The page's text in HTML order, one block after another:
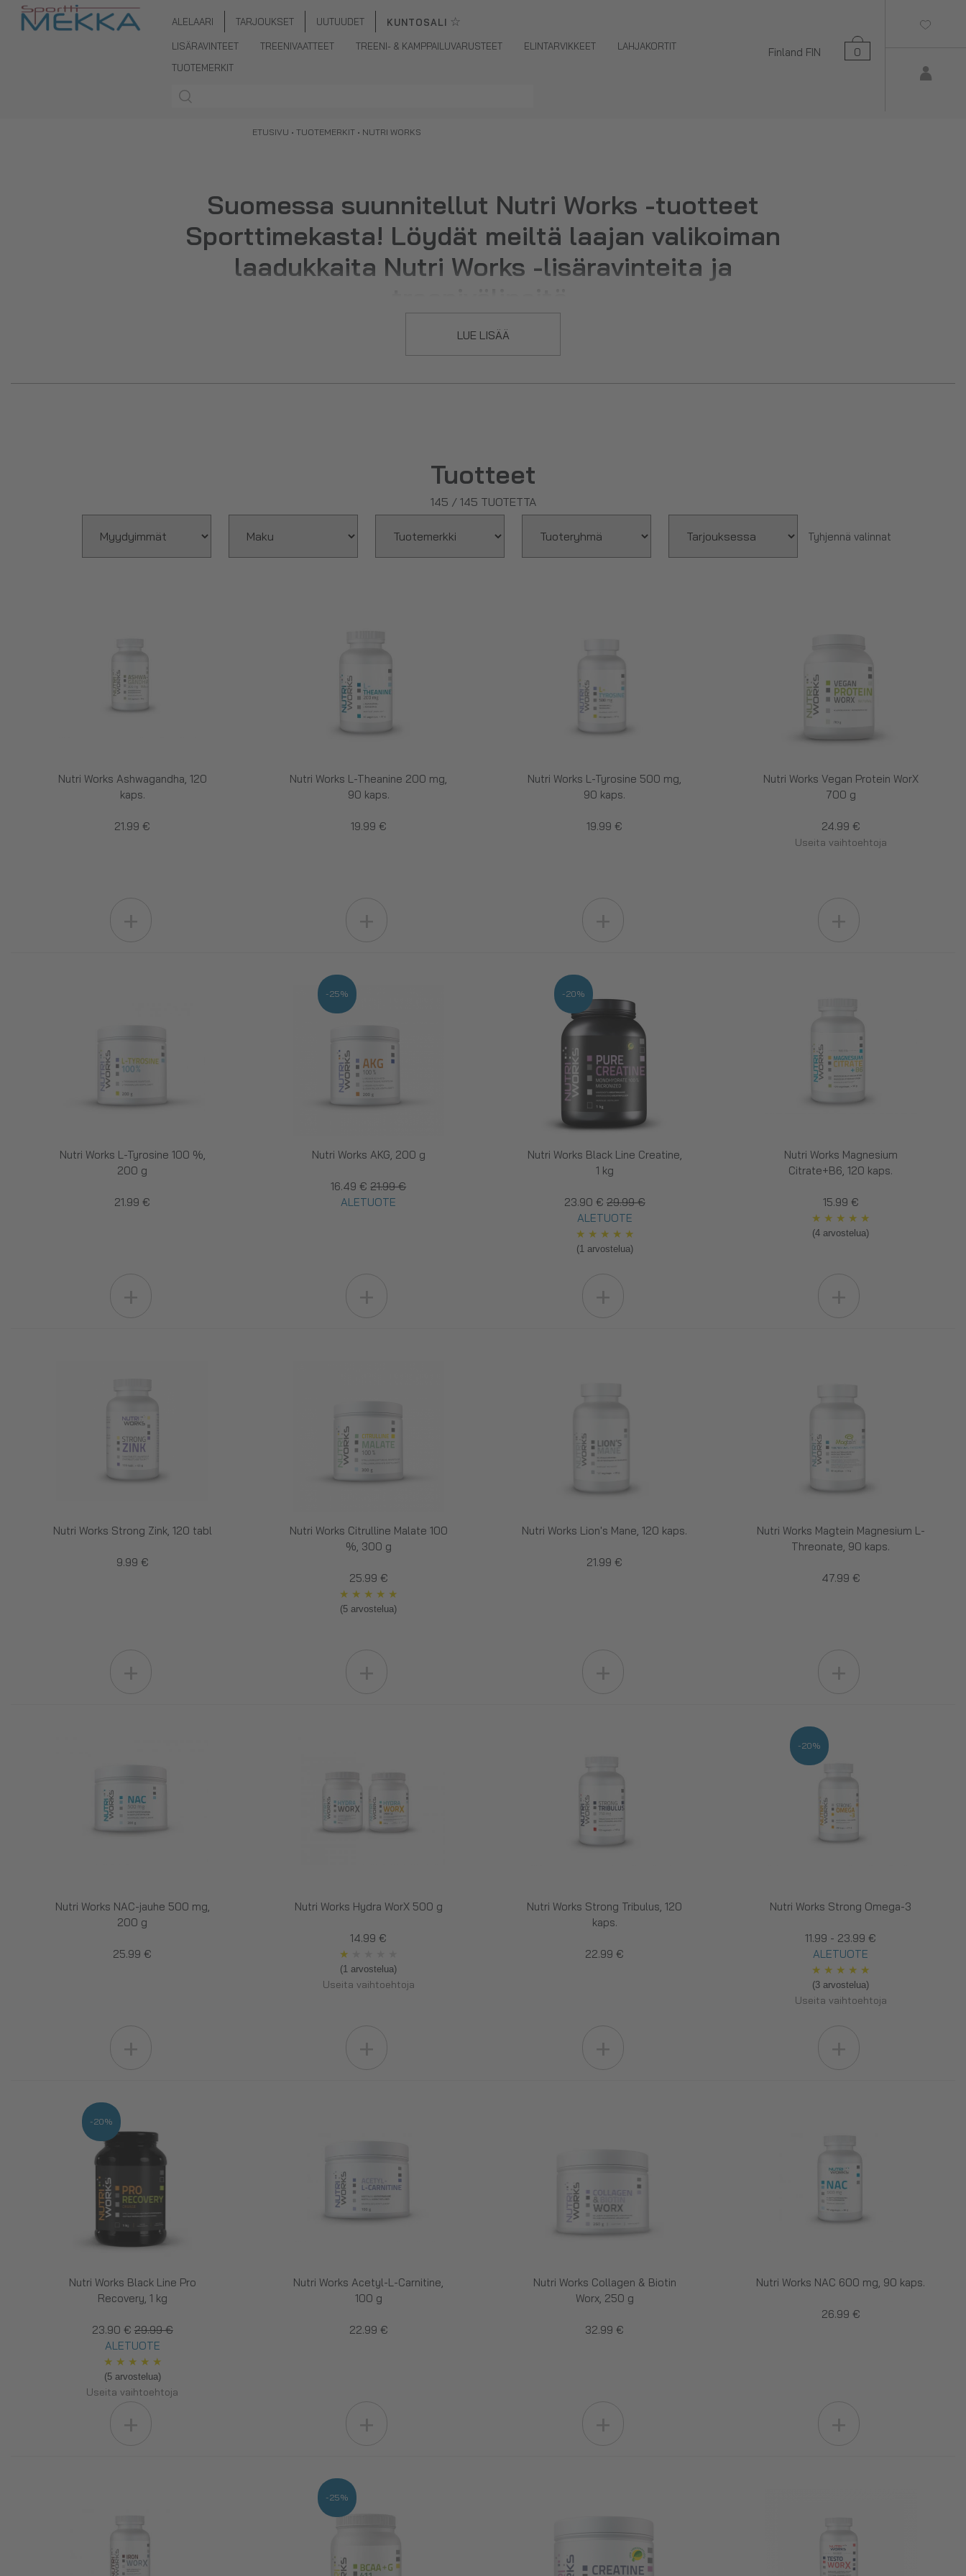
ALELAARI TARJOUKSET UUTUUDET KUNTOSALI ☆
LISÄRAVINTEET TREENIVAATTEET TREENI- & KAMPPAILUVARUSTEET ELINTARVIKKEET
LAHJAKORTIT
TUOTEMERKIT
0
Finland FIN
ETUSIVU • TUOTEMERKIT • NUTRI WORKS
Suomessa suunnitellut Nutri Works -tuotteet
Sporttimekasta! Löydät meiltä laajan valikoiman
laadukkaita Nutri Works -lisäravinteita ja
LUE LISÄÄ
Tuotteet
145 / 145 TUOTETTA
Tyhjennä valinnat
Nutri Works Ashwagandha, 120
kaps.
21.99 €
Nutri Works L-Theanine 200 mg,
90 kaps.
19.99 €
Nutri Works L-Tyrosine 500 mg,
90 kaps.
19.99 €
Nutri Works Vegan Protein WorX
700 g
24.99 €
Useita vaihtoehtoja
Nutri Works L-Tyrosine 100 %,
200 g
21.99 €
Nutri Works AKG, 200 g
16.49 € 21.99 €
ALETUOTE
-25%
Nutri Works Black Line Creatine,
1 kg
23.90 € 29.99 €
ALETUOTE
★ ★ ★ ★ ★
(1 arvostelua)
-20%
Nutri Works Magnesium
Citrate+B6, 120 kaps.
15.99 €
★ ★ ★ ★ ★
(4 arvostelua)
Nutri Works Strong Zink, 120 tabl
9.99 €
Nutri Works Citrulline Malate 100
%, 300 g
25.99 €
★ ★ ★ ★ ★
(5 arvostelua)
Nutri Works Lion's Mane, 120 kaps.
21.99 €
Nutri Works Magtein Magnesium L-
Threonate, 90 kaps.
47.99 €
Nutri Works NAC-jauhe 500 mg,
200 g
25.99 €
Nutri Works Hydra WorX 500 g
14.99 €
★
(1 arvostelua)
Useita vaihtoehtoja
Nutri Works Strong Tribulus, 120
kaps.
22.99 €
Nutri Works Strong Omega-3
11.99 - 23.99 €
ALETUOTE
★ ★ ★ ★ ★
(3 arvostelua)
Useita vaihtoehtoja
-20%
Nutri Works Black Line Pro
Recovery, 1 kg
23.90 € 29.99 €
ALETUOTE
★ ★ ★ ★ ★
(5 arvostelua)
Useita vaihtoehtoja
-20%
Nutri Works Acetyl-L-Carnitine,
100 g
22.99 €
Nutri Works Collagen & Biotin
Worx, 250 g
32.99 €
Nutri Works NAC 600 mg, 90 kaps.
26.99 €
-25%